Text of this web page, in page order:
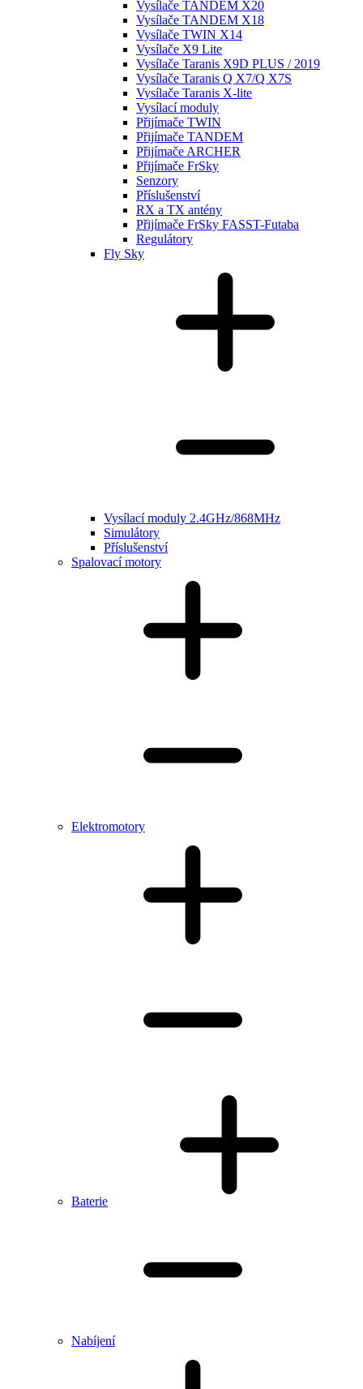
Vysílače TANDEM X20
Vysílače TANDEM X18
Vysílače TWIN X14
Vysílače X9 Lite
Vysílače Taranis X9D PLUS / 2019
Vysílače Taranis Q X7/Q X7S
Vysílače Taranis X-lite
Vysílací moduly
Přijímače TWIN
Přijímače TANDEM
Přijímače ARCHER
Přijímače FrSky
Senzory
Příslušenství
RX a TX antény
Přijímače FrSky FASST-Futaba
Regulátory
Fly Sky
Vysílací moduly 2.4GHz/868MHz
Simulátory
Příslušenství
Spalovací motory
Elektromotory
Baterie
Nabíjení